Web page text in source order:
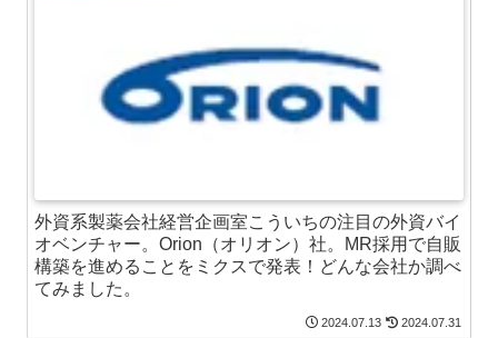
外資系製薬会社経営企画室こういちの注目の外資バイ
オベンチャー。Orion（オリオン）社。MR採用で自販
構築を進めることをミクスで発表！どんな会社か調べ
てみました。
2024.07.13 2024.07.31